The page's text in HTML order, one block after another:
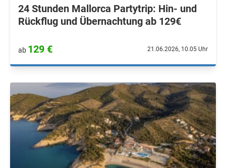
24 Stunden Mallorca Partytrip: Hin- und
Rückflug und Übernachtung ab 129€
ab 129 € 21.06.2026, 10.05 Uhr